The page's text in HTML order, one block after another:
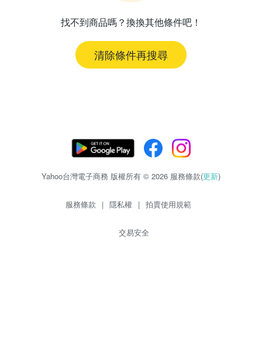
找不到商品嗎？換換其他條件吧！
清除條件再搜尋
Yahoo台灣電子商務 版權所有 © 2026 服務條款(更新)
服務條款 | 隱私權 | 拍賣使用規範
交易安全